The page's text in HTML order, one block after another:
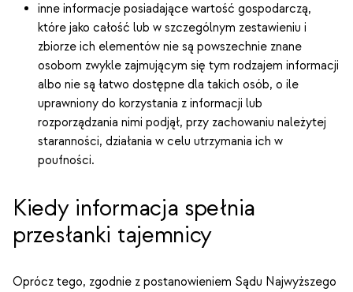
inne informacje posiadające wartość gospodarczą,
które jako całość lub w szczególnym zestawieniu i
zbiorze ich elementów nie są powszechnie znane
osobom zwykle zajmującym się tym rodzajem informacji
albo nie są łatwo dostępne dla takich osób, o ile
uprawniony do korzystania z informacji lub
rozporządzania nimi podjął, przy zachowaniu należytej
staranności, działania w celu utrzymania ich w
poufności.
Kiedy informacja spełnia
przesłanki tajemnicy
Oprócz tego, zgodnie z postanowieniem Sądu Najwyższego